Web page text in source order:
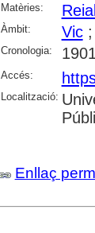
Matèries:
Àmbit: Vic;
Cronologia:
Accés:
Localització:
Enllaç